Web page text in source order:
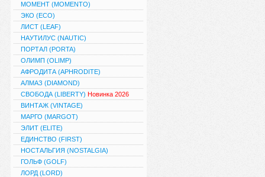
МОМЕНТ (MOMENTO)
ЭКО (ECO)
ЛИСТ (LEAF)
НАУТИЛУС (NAUTIC)
ПОРТАЛ (PORTA)
ОЛИМП (OLIMP)
АФРОДИТА (APHRODITE)
АЛМАЗ (DIAMOND)
СВОБОДА (LIBERTY) Новинка 2026
ВИНТАЖ (VINTAGE)
МАРГО (MARGOT)
ЭЛИТ (ELITE)
ЕДИНСТВО (FIRST)
НОСТАЛЬГИЯ (NOSTALGIA)
ГОЛЬФ (GOLF)
ЛОРД (LORD)